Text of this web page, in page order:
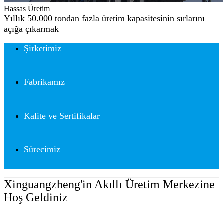
Hassas Üretim
Yıllık 50.000 tondan fazla üretim kapasitesinin sırlarını
açığa çıkarmak
Şirketimiz
Fabrikamız
Kalite ve Sertifikalar
Sürecimiz
Xinguangzheng'in Akıllı Üretim Merkezine
Hoş Geldiniz